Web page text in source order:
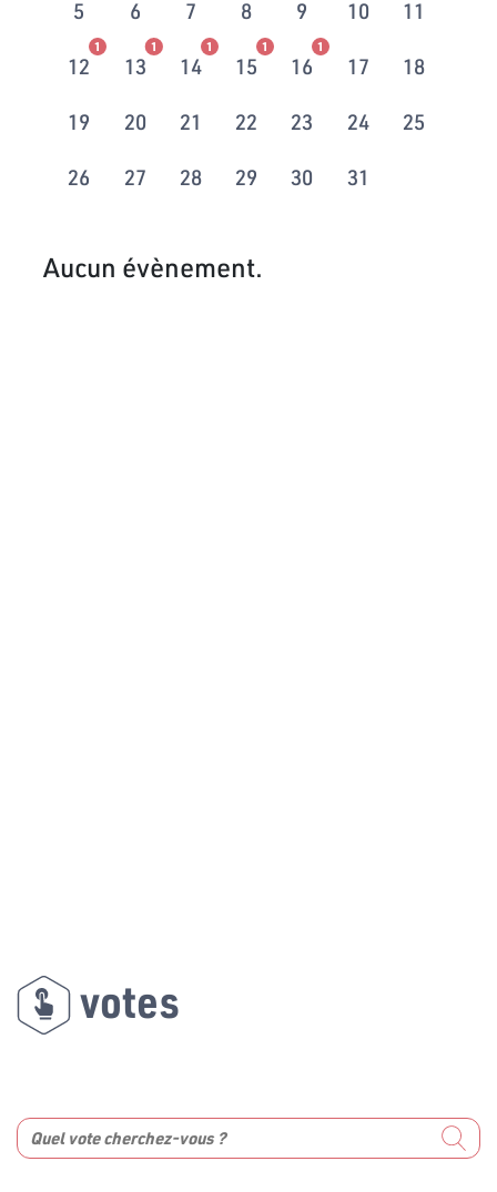
5 6 7 8 9 10 11
12
1
13
1
14
1
15
1
16
1
17 18
19 20 21 22 23 24 25
26 27 28 29 30 31
Aucun évènement.
votes